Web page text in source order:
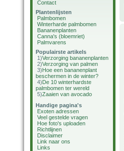
Contact
Plantenlijsten
Palmbomen
Winterharde palmbomen
Bananenplanten
Canna's (bloemriet)
Palmvarens
Populairste artikels
1)Verzorging bananenplanten
2)Verzorging van palmen
3)Hoe een bananenplant
beschermen in de winter?
4)De 10 winterhardste
palmbomen ter wereld
5)Zaaien van avocado
Handige pagina's
Exoten adressen
Veel gestelde vragen
Hoe foto's uploaden
Richtlijnen
Disclaimer
Link naar ons
Links